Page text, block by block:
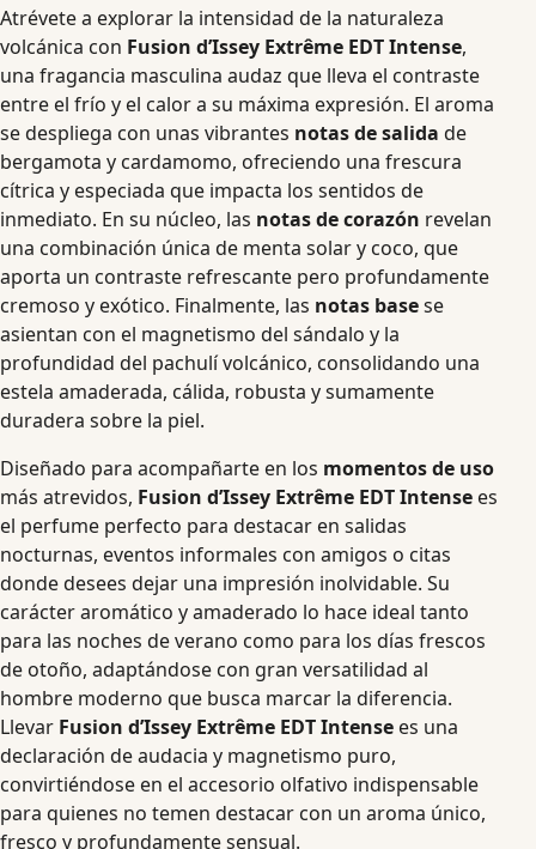
Atrévete a explorar la intensidad de la naturaleza
volcánica con Fusion d’Issey Extrême EDT Intense,
una fragancia masculina audaz que lleva el contraste
entre el frío y el calor a su máxima expresión. El aroma
se despliega con unas vibrantes notas de salida de
bergamota y cardamomo, ofreciendo una frescura
cítrica y especiada que impacta los sentidos de
inmediato. En su núcleo, las notas de corazón revelan
una combinación única de menta solar y coco, que
aporta un contraste refrescante pero profundamente
cremoso y exótico. Finalmente, las notas basese
asientan con el magnetismo del sándalo y la
profundidad del pachulí volcánico, consolidando una
estela amaderada, cálida, robusta y sumamente
duradera sobre la piel.
Diseñado para acompañarte en los momentos de uso
más atrevidos, Fusion d’Issey Extrême EDT Intense es
el perfume perfecto para destacar en salidas
nocturnas, eventos informales con amigos o citas
donde desees dejar una impresión inolvidable. Su
carácter aromático y amaderado lo hace ideal tanto
para las noches de verano como para los días frescos
de otoño, adaptándose con gran versatilidad al
hombre moderno que busca marcar la diferencia.
Llevar Fusion d’Issey Extrême EDT Intense es una
declaración de audacia y magnetismo puro,
convirtiéndose en el accesorio olfativo indispensable
para quienes no temen destacar con un aroma único,
fresco y profundamente sensual.